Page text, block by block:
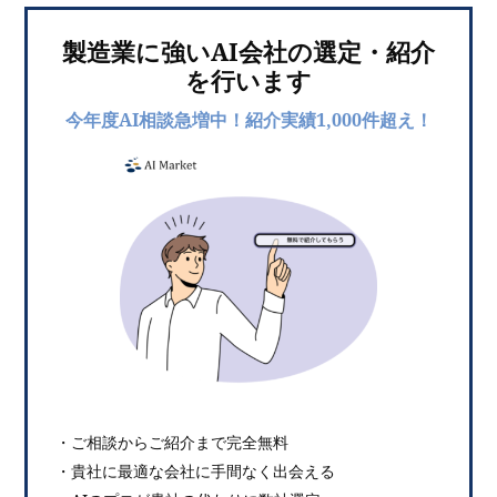
製造業に強いAI会社の選定・紹介
を行います
今年度AI相談急増中！紹介実績1,000件超え！
・ご相談からご紹介まで完全無料
・貴社に最適な会社に手間なく出会える